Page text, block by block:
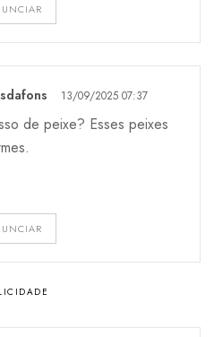
13/09/2025 07:37
de peixe? Esses peixes